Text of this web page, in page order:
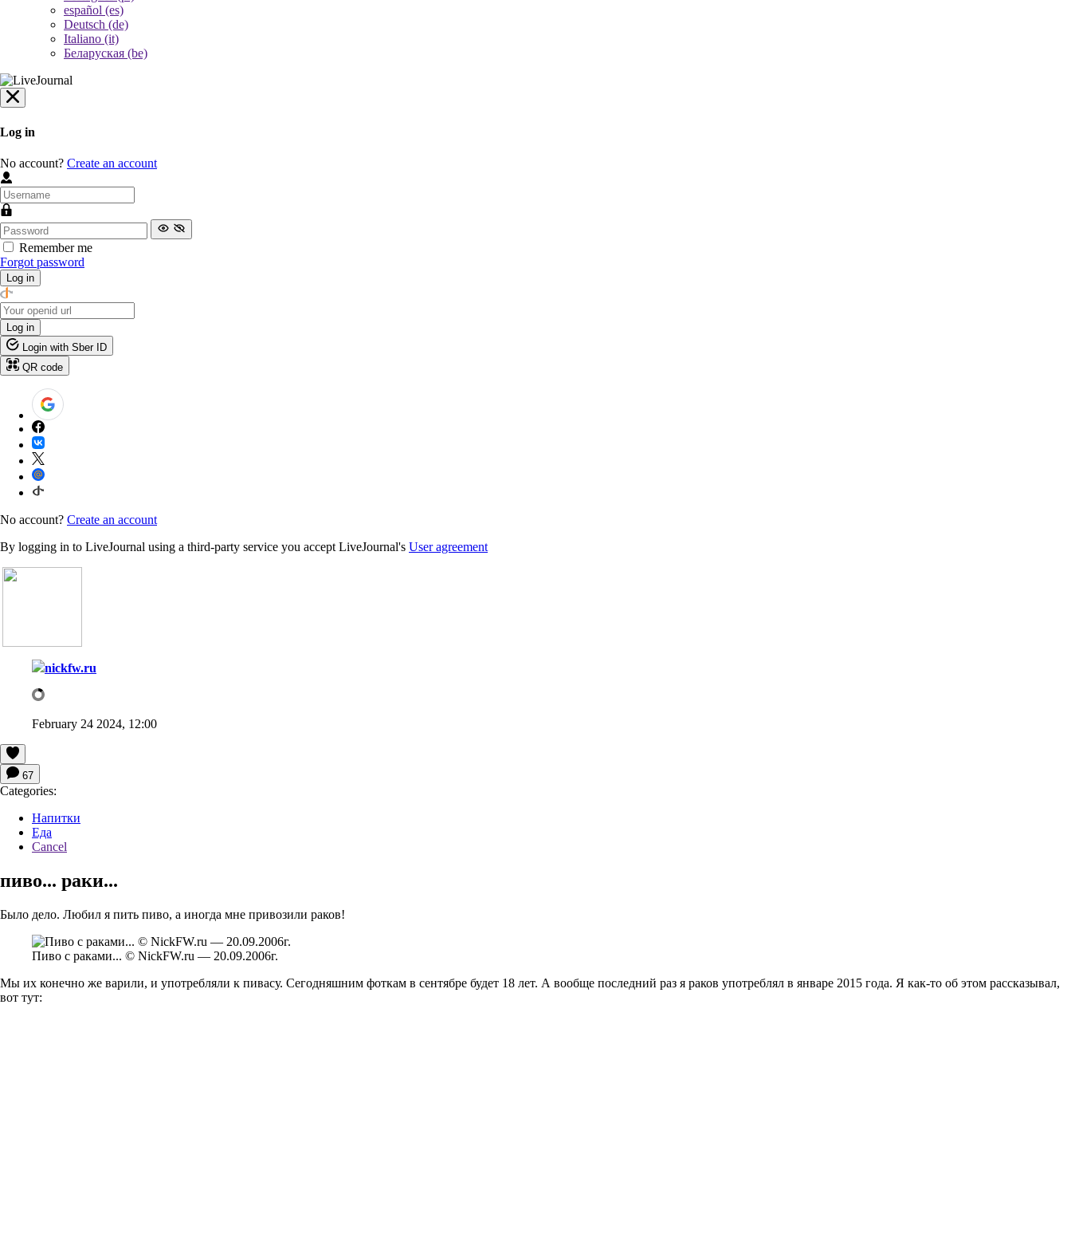
español (es)
Deutsch (de)
Italiano (it)
Беларуская (be)
Log in
No account? Create an account
Remember me
Forgot password
Log in
Log in
Login with Sber ID
QR code
No account? Create an account
By logging in to LiveJournal using a third-party service you accept LiveJournal's User agreement
nickfw.ru
February 24 2024, 12:00
67
Categories:
Напитки
Еда
Cancel
пиво... раки...
Было дело. Любил я пить пиво, а иногда мне привозили раков!
Пиво с раками... © NickFW.ru — 20.09.2006г.
Мы их конечно же варили, и употребляли к пивасу. Сегодняшним фоткам в сентябре будет 18 лет. А вообще последний раз я раков употреблял в январе 2015 года. Я как-то об этом рассказывал,
вот тут: